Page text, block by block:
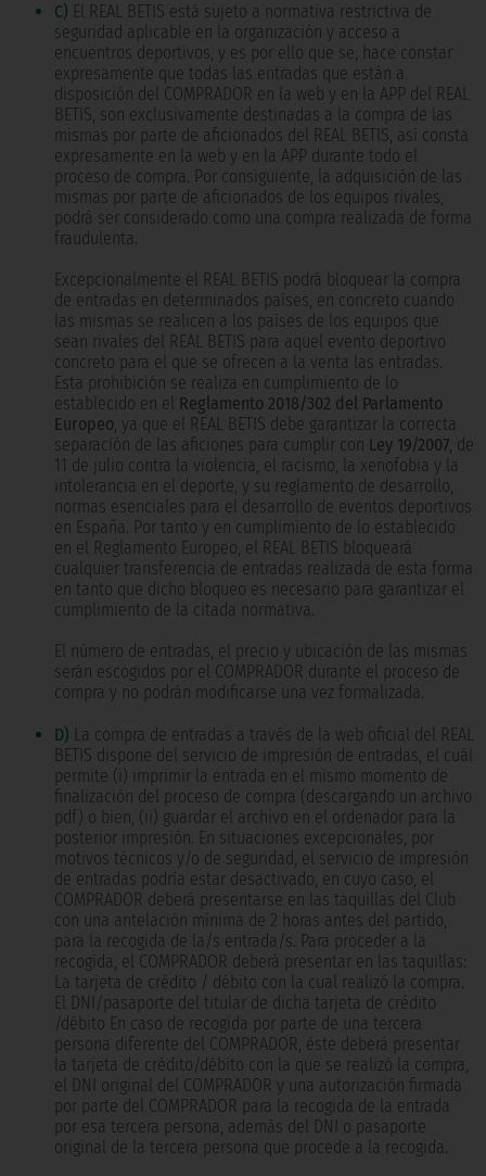
C) El REAL BETIS está sujeto a normativa restrictiva de
seguridad aplicable en la organización y acceso a
encuentros deportivos, y es por ello que se, hace constar
expresamente que todas las entradas que están a
disposición del COMPRADOR en la web y en la APP del REAL
BETIS, son exclusivamente destinadas a la compra de las
mismas por parte de aficionados del REAL BETIS, así consta
expresamente en la web y en la APP durante todo el
proceso de compra. Por consiguiente, la adquisición de las
mismas por parte de aficionados de los equipos rivales,
podrá ser considerado como una compra realizada de forma
fraudulenta.
Excepcionalmente el REAL BETIS podrá bloquear la compra
de entradas en determinados países, en concreto cuando
las mismas se realicen a los países de los equipos que
sean rivales del REAL BETIS para aquel evento deportivo
concreto para el que se ofrecen a la venta las entradas.
Esta prohibición se realiza en cumplimiento de lo
establecido en el Reglamento 2018/302 del Parlamento
Europeo, ya que el REAL BETIS debe garantizar la correcta
separación de las aficiones para cumplir con Ley 19/2007, de
11 de julio contra la violencia, el racismo, la xenofobia y la
intolerancia en el deporte, y su reglamento de desarrollo,
normas esenciales para el desarrollo de eventos deportivos
en España. Por tanto y en cumplimiento de lo establecido
en el Reglamento Europeo, el REAL BETIS bloqueará
cualquier transferencia de entradas realizada de esta forma
en tanto que dicho bloqueo es necesario para garantizar el
cumplimiento de la citada normativa.
El número de entradas, el precio y ubicación de las mismas
serán escogidos por el COMPRADOR durante el proceso de
compra y no podrán modificarse una vez formalizada.
D) La compra de entradas a través de la web oficial del REAL
BETIS dispone del servicio de impresión de entradas, el cuál
permite (i) imprimir la entrada en el mismo momento de
finalización del proceso de compra (descargando un archivo
pdf) o bien, (ii) guardar el archivo en el ordenador para la
posterior impresión. En situaciones excepcionales, por
motivos técnicos y/o de seguridad, el servicio de impresión
de entradas podría estar desactivado, en cuyo caso, el
COMPRADOR deberá presentarse en las taquillas del Club
con una antelación mínima de 2 horas antes del partido,
para la recogida de la/s entrada/s. Para proceder a la
recogida, el COMPRADOR deberá presentar en las taquillas:
La tarjeta de crédito / débito con la cual realizó la compra.
El DNI/pasaporte del titular de dicha tarjeta de crédito
/débito En caso de recogida por parte de una tercera
persona diferente del COMPRADOR, éste deberá presentar
la tarjeta de crédito/débito con la que se realizó la compra,
el DNI original del COMPRADOR y una autorización firmada
por parte del COMPRADOR para la recogida de la entrada
por esa tercera persona, además del DNI o pasaporte
original de la tercera persona que procede a la recogida.